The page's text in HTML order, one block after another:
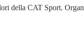
della CAT Sport.